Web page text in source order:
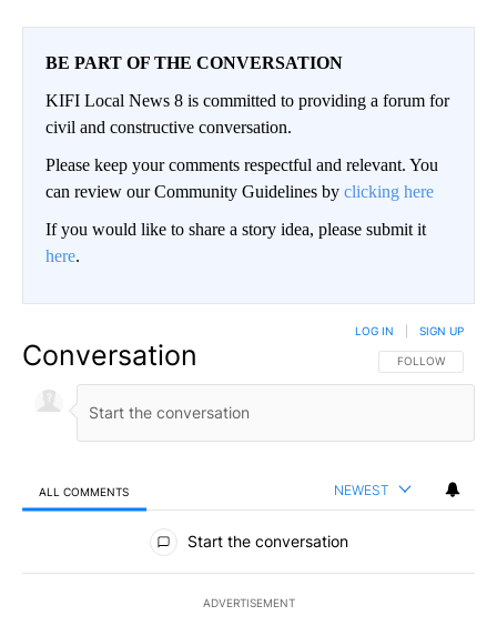
BE PART OF THE CONVERSATION
KIFI Local News 8 is committed to providing a forum for
civil and constructive conversation.
Please keep your comments respectful and relevant. You
can review our Community Guidelines by clicking here
If you would like to share a story idea, please submit it
here.
Conversation FOLLOW THIS
FOLLOW
LOG IN SIGN UP
ALL COMMENTS NEWEST
All Comments
Start the conversation
ADVERTISEMENT